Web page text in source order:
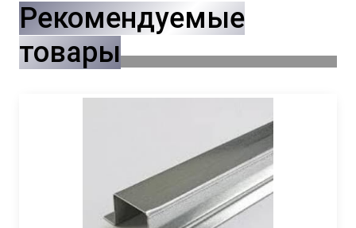
Рекомендуемые
товары